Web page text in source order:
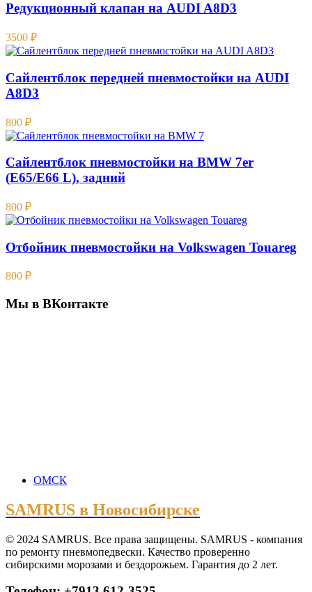
Редукционный клапан на AUDI A8D3
3500 ₽
Сайлентблок передней пневмостойки на AUDI
A8D3
800 ₽
Сайлентблок пневмостойки на BMW 7er
(E65/E66 L), задний
800 ₽
Отбойник пневмостойки на Volkswagen Touareg
800 ₽
Мы в ВКонтакте
ОМСК
SAMRUS в Новосибирске
© 2024 SAMRUS. Все права защищены. SAMRUS - компания
по ремонту пневмопедвески. Качество проверенно
сибирскими морозами и бездорожьем. Гарантия до 2 лет.